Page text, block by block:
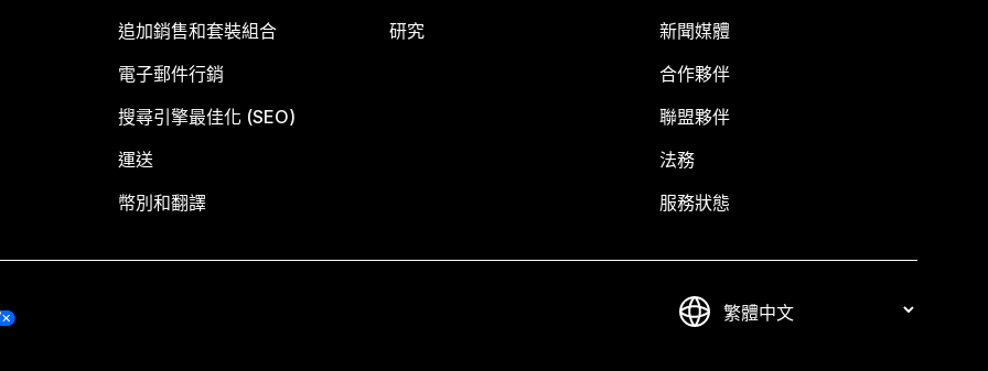
追加銷售和套裝組合
電子郵件行銷
搜尋引擎最佳化 (SEO)
運送
幣別和翻譯
研究
新聞媒體
合作夥伴
聯盟夥伴
法務
服務狀態